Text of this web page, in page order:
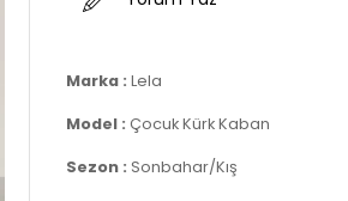
Marka : Lela
Model : Çocuk Kürk Kaban
Sezon : Sonbahar/Kış